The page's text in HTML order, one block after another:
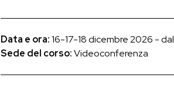
Data e ora:16-17-18 dicembre 2026 -
Sede del corso:Videoconferenza